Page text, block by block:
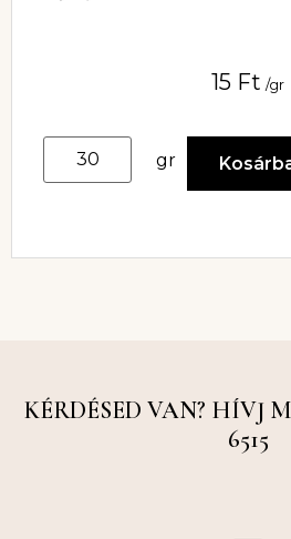
15 Ft /gr
gr
KÉRDÉSED VAN? HÍVJ
6515